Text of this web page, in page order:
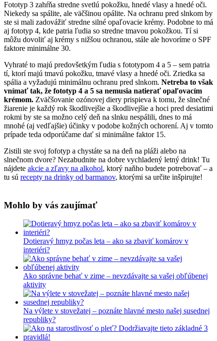
Fototyp 3 zahŕňa stredne svetlú pokožku, hnedé vlasy a hnedé oči.
Niekedy sa spálite, ale väčšinou opálite. Na ochranu pred slnkom by
ste si mali zadovážiť stredne silné opaľovacie krémy. Podobne to má
aj fototyp 4, kde patria ľudia so stredne tmavou pokožkou. Tí si
môžu dovoliť aj krémy s nižšou ochranou, stále ale hovoríme o SPF
faktore minimálne 30.
Vyhraté to majú predovšetkým ľudia s fototypom 4 a 5 – sem patria
tí, ktorí majú tmavú pokožku, tmavé vlasy a hnedé oči. Zriedka sa
spália a vyžadujú minimálnu ochranu pred slnkom. Netreba to však
vnímať tak, že fototyp 4 a 5 sa nemusia natierať opaľovacím
krémom. Zväčšovanie ozónovej diery prispieva k tomu, že slnečné
žiarenie je každý rok škodlivejšie a škodlivejšie a hoci pred desiatimi
rokmi by ste sa možno celý deň na slnku nespálili, dnes to má
mnohé (aj vedľajšie) účinky v podobe kožných ochorení. Aj v tomto
prípade teda odporúčame dať si minimálne faktor 15.
Zistili ste svoj fofotyp a chystáte sa na deň na pláži alebo na
slnečnom dvore? Nezabudnite na dobre vychladený letný drink! Tu
nájdete akcie a zľavy na alkohol, ktorý naňho budete potrebovať – a
tu sú recepty na drinky od barmanov, ktorými sa určite inšpirujte!
Mohlo by vás zaujímať
Dotieravý hmyz počas leta – ako sa zbaviť komárov v
interiéri?
Ako správne behať v zime – nevzdávajte sa vašej obľúbenej
aktivity
Na výlete v stovežatej – poznáte hlavné mesto našej susednej
republiky?